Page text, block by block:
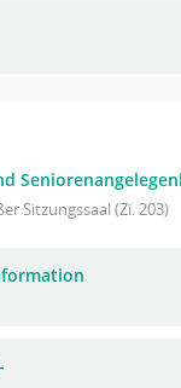
Sitzungssaal (Zi. 203)